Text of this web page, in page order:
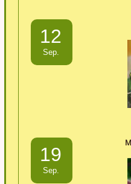
12
Sep.
19
Sep.